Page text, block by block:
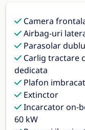
Camera
Airbag-uri
Parasolar dublu
Carlig tractare
dedicata
Plafon
Extinctor
Incarcator on-
60 kW